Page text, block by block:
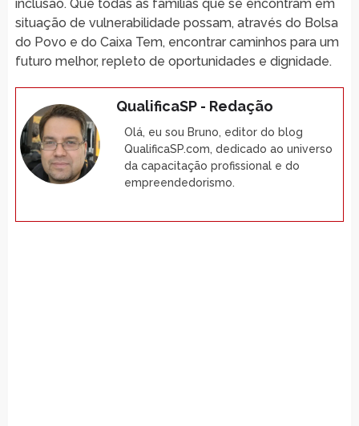
inclusão. Que todas as famílias que se encontram em
situação de vulnerabilidade possam, através do Bolsa
do Povo e do Caixa Tem, encontrar caminhos para um
futuro melhor, repleto de oportunidades e dignidade.
QualificaSP - Redação
Olá, eu sou Bruno, editor do blog
QualificaSP.com, dedicado ao universo
da capacitação profissional e do
empreendedorismo.